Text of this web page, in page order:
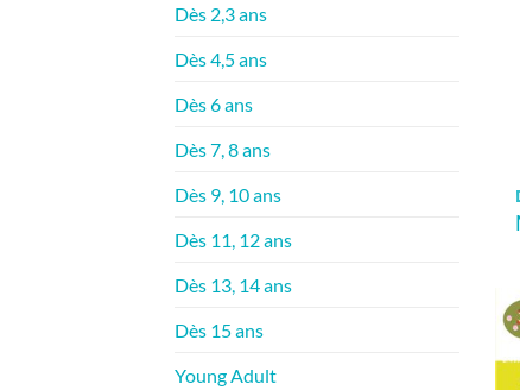
Dès 2,3 ans
Dès 4,5 ans
Dès 6 ans
Dès 7, 8 ans
Dès 9, 10 ans
Dès 11, 12 ans
Dès 13, 14 ans
Dès 15 ans
Young Adult